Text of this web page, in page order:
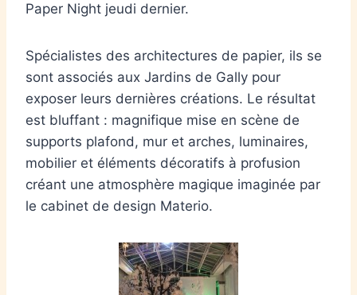
Paper Night jeudi dernier.
Spécialistes des architectures de papier, ils se
sont associés aux Jardins de Gally pour
exposer leurs dernières créations. Le résultat
est bluffant : magnifique mise en scène de
supports plafond, mur et arches, luminaires,
mobilier et éléments décoratifs à profusion
créant une atmosphère magique imaginée par
le cabinet de design Materio.